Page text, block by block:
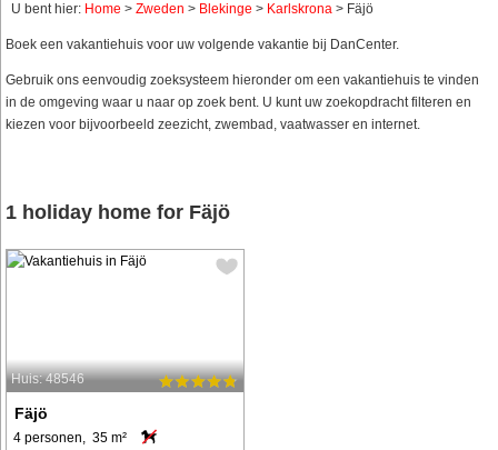
U bent hier: Home > Zweden > Blekinge > Karlskrona > Fäjö
Boek een vakantiehuis voor uw volgende vakantie bij DanCenter.
Gebruik ons eenvoudig zoeksysteem hieronder om een vakantiehuis te vinden
in de omgeving waar u naar op zoek bent. U kunt uw zoekopdracht filteren en
kiezen voor bijvoorbeeld zeezicht, zwembad, vaatwasser en internet.
1 holiday home for Fäjö
Huis: 48546
Fäjö
4 personen, 35 m²